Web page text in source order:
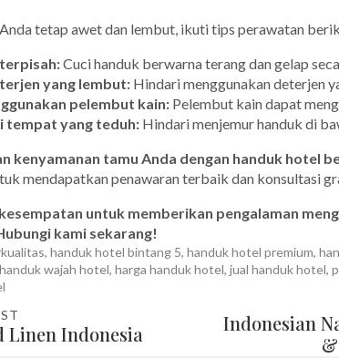
tetap awet dan lembut, ikuti tips perawatan
Cuci handuk berwarna terang dan gelap
yang lembut: Hindari menggunakan deterjen
pelembut kain: Pelembut kain dapat
tempat yang teduh: Hindari menjemur handuk di
kenyamanan tamu Anda dengan handuk hotel
mendapatkan penawaran terbaik dan konsultasi
untuk memberikan pengalaman
kami sekarang!
handuk hotel bintang 5 handuk hotel premium
handuk wajah hotel harga handuk hotel jual handuk hotel
Linen Indonesia
Indonesian